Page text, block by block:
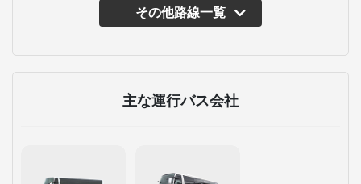
その他路線一覧
主な運行バス会社